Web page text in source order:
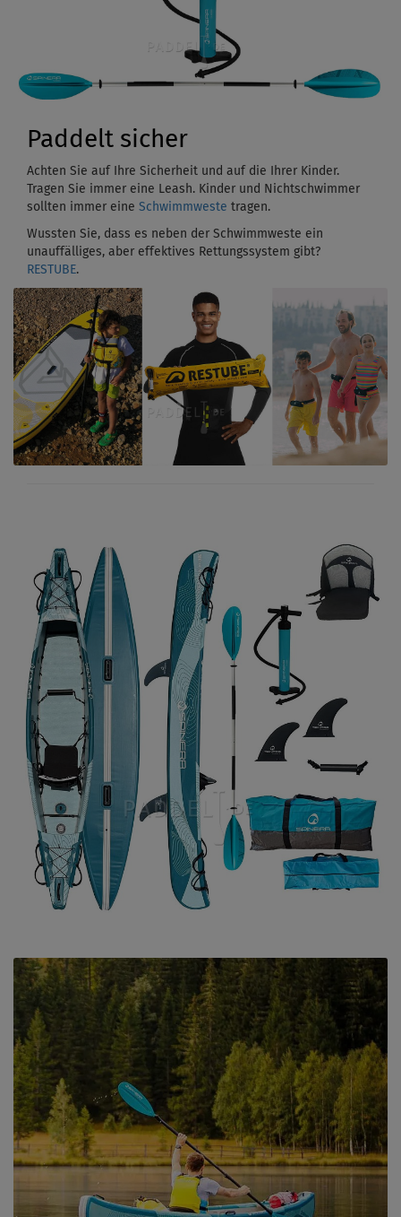
Paddelt sicher
Achten Sie auf Ihre Sicherheit und auf die Ihrer Kinder.
Tragen Sie immer eine Leash. Kinder und Nichtschwimmer
sollten immer eine Schwimmweste tragen.
Wussten Sie, dass es neben der Schwimmweste ein
unauffälliges, aber effektives Rettungssystem gibt?
RESTUBE.